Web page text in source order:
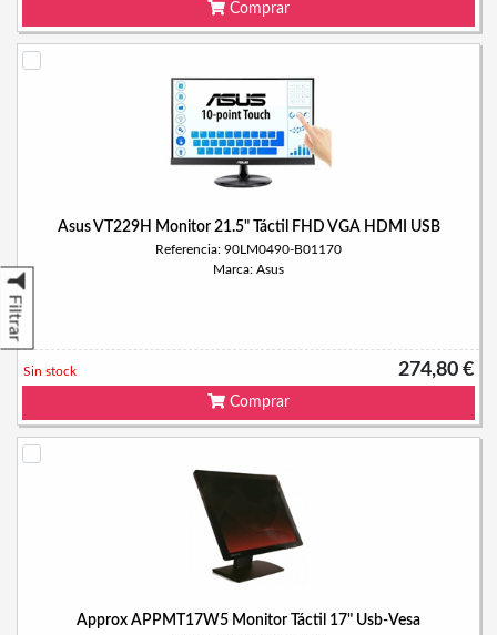
Filtrar
Comprar
Asus VT229H Monitor 21.5" Táctil FHD VGA HDMI USB
Referencia: 90LM0490-B01170
Marca: Asus
274,80 €
Sin stock
Comprar
Approx APPMT17W5 Monitor Táctil 17" Usb-Vesa